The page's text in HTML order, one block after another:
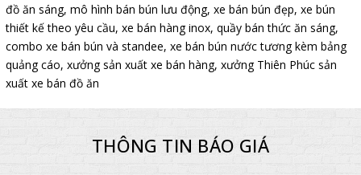
đồ ăn sáng, mô hình bán bún lưu động, xe bán bún đẹp, xe bún
thiết kế theo yêu cầu, xe bán hàng inox, quầy bán thức ăn sáng,
combo xe bán bún và standee, xe bán bún nước tương kèm bảng
quảng cáo, xưởng sản xuất xe bán hàng, xưởng Thiên Phúc sản
xuất xe bán đồ ăn
THÔNG TIN BÁO GIÁ